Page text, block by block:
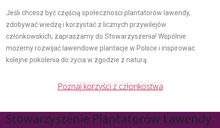
Jeśli chcesz być częścią społeczności plantatorów lawendy,
zdobywać wiedzę i korzystać z licznych przywilejów
członkowskich, zapraszamy do Stowarzyszenia! Wspólnie
możemy rozwijać lawendowe plantacje w Polsce i inspirować
kolejne pokolenia do życia w zgodzie z naturą.
Poznaj korzyści z członkostwa
Stowarzyszenie Plantatorów Lawendy